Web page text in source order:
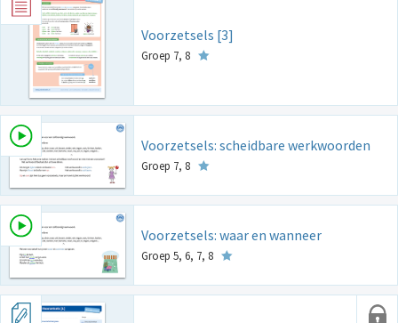
Voorzetsels [3]
Groep 7, 8
Voorzetsels: scheidbare werkwoorden
Groep 7, 8
Voorzetsels: waar en wanneer
Groep 5, 6, 7, 8